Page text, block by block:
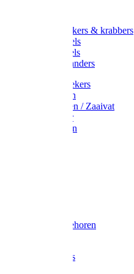
Onkruidstekers & krabbers
Hartschoffels
Ruitschoffels
Onkruidbranders
Graskantstekers
Verticuteren
Strooiwagen / Zaaivat
Grasmaaier
Grasscharen
Slede toebehoren
Composters